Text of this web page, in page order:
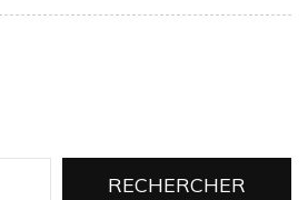
RECHERCHER